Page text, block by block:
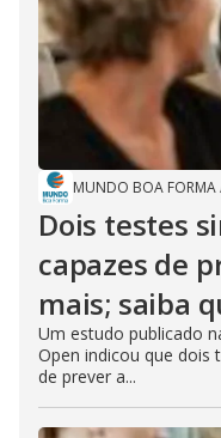
MUNDO BOA FORMA
Dois testes
capazes de
mais; saiba
Um estudo publicado
Open indicou que dois
de prever a...